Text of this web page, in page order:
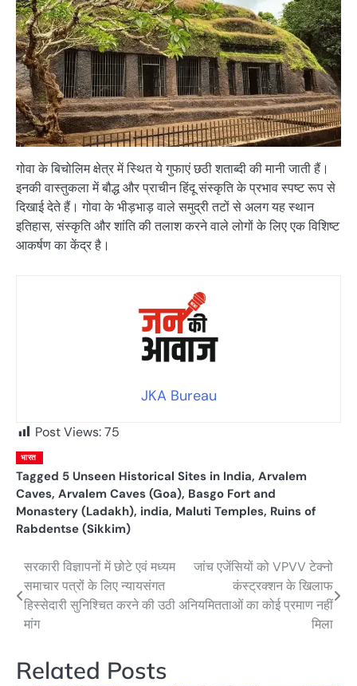
गोवा के बिचोलिम क्षेत्र में स्थित ये गुफाएं छठी शताब्दी की मानी जाती हैं।
इनकी वास्तुकला में बौद्ध और प्राचीन हिंदू संस्कृति के प्रभाव स्पष्ट रूप से
दिखाई देते हैं। गोवा के भीड़भाड़ वाले समुद्री तटों से अलग यह स्थान
इतिहास, संस्कृति और शांति की तलाश करने वाले लोगों के लिए एक विशिष्ट
आकर्षण का केंद्र है।
JKA Bureau
Post Views:75
भारत
Tagged 5 Unseen Historical Sites in India, Arvalem
Caves, Arvalem Caves (Goa), Basgo Fort and
Monastery (Ladakh), india, Maluti Temples, Ruins of
Rabdentse (Sikkim)
Post
navigation
सरकारी विज्ञापनों में छोटे एवं मध्यम
समाचार पत्रों के लिए न्यायसंगत
हिस्सेदारी सुनिश्चित करने की उठी
मांग
जांच एजेंसियों को VPVV टेक्नो
कंस्ट्रक्शन के खिलाफ
अनियमितताओं का कोई प्रमाण नहीं
मिला
Related Posts